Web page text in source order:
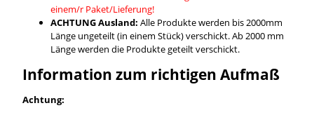
einem/r Paket/Lieferung!
ACHTUNG Ausland: Alle Produkte werden bis 2000mm
Länge ungeteilt (in einem Stück) verschickt. Ab 2000 mm
Länge werden die Produkte geteilt verschickt.
Information zum richtigen Aufmaß
Achtung: